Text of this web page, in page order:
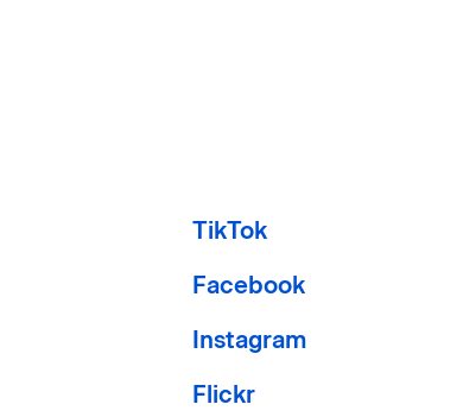
TikTok
Facebook
Instagram
Flickr